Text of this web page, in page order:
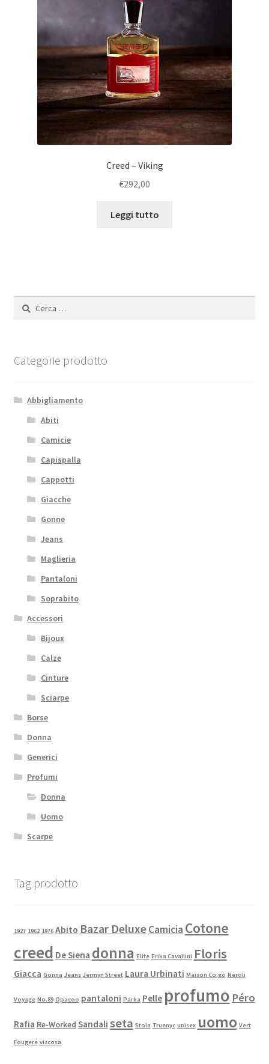
Creed – Viking
€292,00
Leggi tutto
Ricerca
Categorie prodotto
Abbigliamento
Abiti
Camicie
Capispalla
Cappotti
Giacche
Gonne
Jeans
Maglieria
Pantaloni
Soprabito
Accessori
Bijoux
Calze
Cinture
Sciarpe
Borse
Donna
Generici
Profumi
Donna
Uomo
Scarpe
Tag prodotto
1927 1962 1976 Abito Bazar DeluxeCamicia Cotone
creed De Siena donna Elite Erika Cavallini Floris
Giacca Gonna Jeans Jermyn Street Laura Urbinati Maison Co.go Neroli
Voyage No.89 Opacoo pantaloni Parka Pelle profumo Péro
Rafia Re-Worked Sandali seta Stola Truenyc unisex uomo Vert
Fougere viscosa